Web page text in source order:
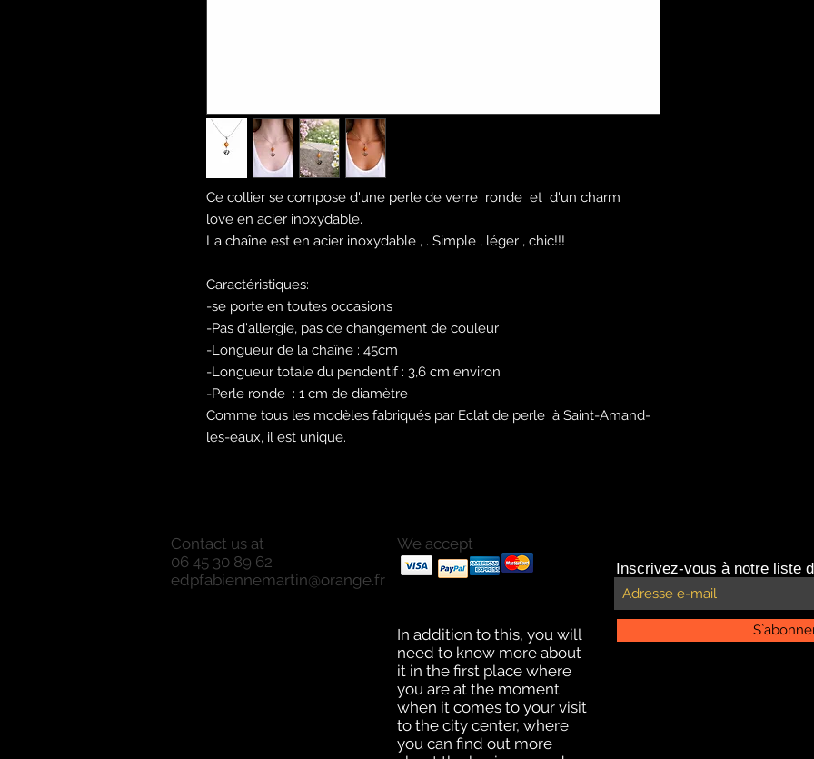
Ce collier se compose d'une perle de verre ronde et d'un charm
love en acier inoxydable.
La chaîne est en acier inoxydable , . Simple , léger , chic!!!
Caractéristiques:
-se porte en toutes occasions
-Pas d'allergie, pas de changement de couleur
-Longueur de la chaîne : 45cm
-Longueur totale du pendentif : 3,6 cm environ
-Perle ronde : 1 cm de diamètre
Comme tous les modèles fabriqués par Eclat de perle à Saint-Amand-
les-eaux, il est unique.
Contact us at
06 45 30 89 62
edpfabiennemartin@orange.fr
We accept
Payments with Paypal
Payments by credit card.
In addition to this, you will
need to know more about
it in the first place where
you are at the moment
when it comes to your visit
to the city center, where
you can find out more
Inscrivez-vous à notre liste